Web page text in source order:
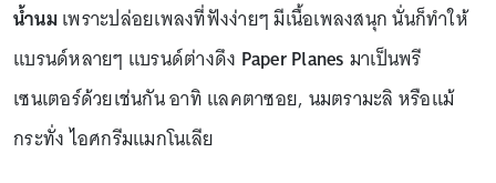
น้ำนม เพราะปล่อยเพลงที่ฟังง่ายๆ มีเนื้อเพลงสนุก นั่นก็ทำให้
แบรนด์หลายๆ แบรนด์ต่างดึง Paper Planes มาเป็นพรี
เซนเตอร์ด้วยเช่นกัน อาทิ แลคตาซอย, นมตรามะลิ หรือแม้
กระทั่ง ไอศกรีมแมกโนเลีย